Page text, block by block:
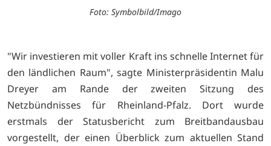
Foto: Symbolbild/Imago
"Wir investieren mit voller Kraft ins schnelle Internet für
den ländlichen Raum", sagte Ministerpräsidentin Malu
Dreyer am Rande der zweiten Sitzung des
Netzbündnisses für Rheinland-Pfalz. Dort wurde
erstmals der Statusbericht zum Breitbandausbau
vorgestellt, der einen Überblick zum aktuellen Stand